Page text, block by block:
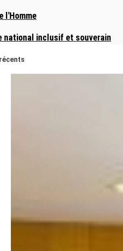
l'Homme
national inclusif et souverain